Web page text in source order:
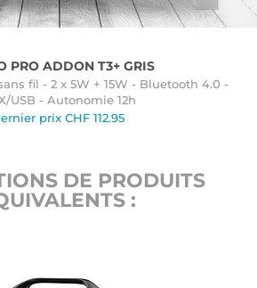
PRO ADDON T3+ GRIS
fil - 2 x 5W + 15W - Bluetooth 4.0 -
USB - Autonomie 12h
prix CHF 112.95
DE PRODUITS
: